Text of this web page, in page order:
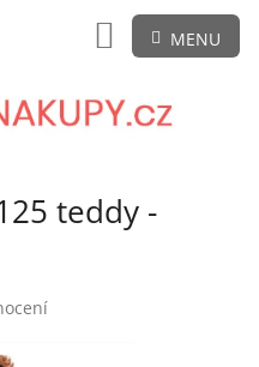
NÁKUPNÍ
KOŠÍK
teddy -